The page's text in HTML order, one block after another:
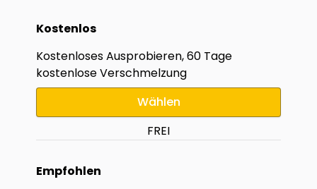
Kostenlos
Kostenloses Ausprobieren, 60 Tage
kostenlose Verschmelzung
Wählen
FREI
Empfohlen